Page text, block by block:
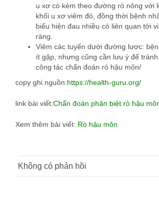
u xơ có kèm theo đường rò nông với
khối u xơ viêm đó, đồng thời bệnh
biểu hiện đau nhiều có liên quan tới
ràng.
Viêm các tuyến dưới đường lược:
ít gặp, nhưng cũng cần lưu ý để
công tác chẩn đoán rò hậu môn/
copy ghi nguồn:https://health-guru.org/
link bài viết:Chẩn đoán phân biệt rò hậu
Xem thêm bài viết: Rò hậu môn
Không có phản hồi